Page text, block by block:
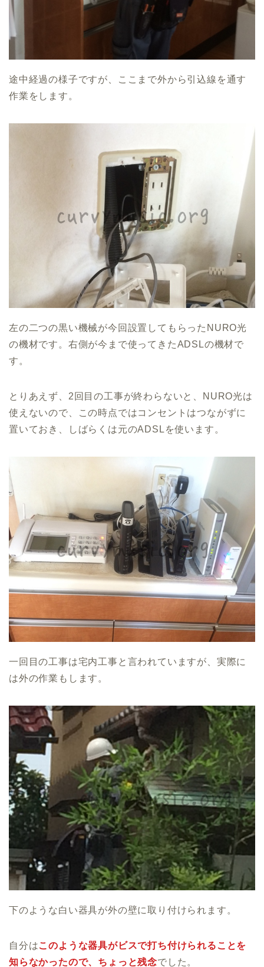
途中経過の様子ですが、ここまで外から引込線を通す
作業をします。
左の二つの黒い機械が今回設置してもらったNURO光
の機材です。右側が今まで使ってきたADSLの機材で
す。
とりあえず、2回目の工事が終わらないと、NURO光は
使えないので、この時点ではコンセントはつながずに
置いておき、しばらくは元のADSLを使います。
一回目の工事は宅内工事と言われていますが、実際に
は外の作業もします。
下のような白い器具が外の壁に取り付けられます。
自分はこのような器具がビスで打ち付けられることを
知らなかったので、ちょっと残念でした。